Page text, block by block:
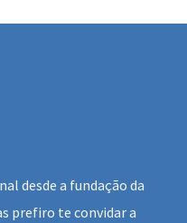
desde a fundação da
prefiro te convidar a